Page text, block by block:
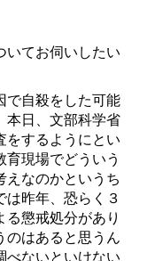
てお伺いしたい
自殺をした可能
本日、文部科学省
をするようにとい
現場でどういう
なのかというち
は昨年、恐らく３
懲戒処分があり
のはあると思うん
べないといけない